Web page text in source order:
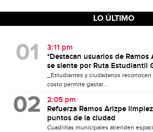
LO ÚLTIMO
3:11 pm
*Destacan usuarios de Ramos
se siente por Ruta Estudiantil
_Estudiantes y ciudadanos
costo permite gastar...
2:05 pm
Refuerza Ramos Arizpe
puntos de la ciudad
Cuadrillas municipales atienden